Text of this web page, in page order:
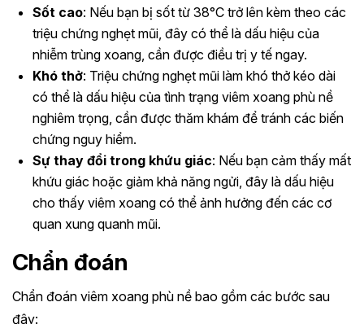
Sốt cao: Nếu bạn bị sốt từ 38°C trở lên kèm theo các
triệu chứng nghẹt mũi, đây có thể là dấu hiệu của
nhiễm trùng xoang, cần được điều trị y tế ngay.
Khó thở: Triệu chứng nghẹt mũi làm khó thở kéo dài
có thể là dấu hiệu của tình trạng viêm xoang phù nề
nghiêm trọng, cần được thăm khám để tránh các biến
chứng nguy hiểm.
Sự thay đổi trong khứu giác: Nếu bạn cảm thấy mất
khứu giác hoặc giảm khả năng ngửi, đây là dấu hiệu
cho thấy viêm xoang có thể ảnh hưởng đến các cơ
quan xung quanh mũi.
Chẩn đoán
Chẩn đoán viêm xoang phù nề bao gồm các bước sau
đây: